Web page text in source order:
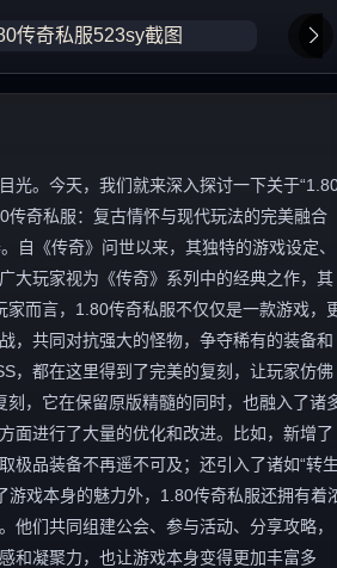
光。今天，我们就来深入探讨一下关于
奇私服：复古情怀与现代玩法的完美融合
自《传奇》问世以来，其独特的游戏设定、
大玩家视为《传奇》系列中的经典之作，其
而言，1.80传奇私服不仅仅是一款游戏，
，共同对抗强大的怪物，争夺稀有的装备和
，都在这里得到了完美的复刻，让玩家仿佛
，它在保留原版精髓的同时，也融入了诸
面进行了大量的优化和改进。比如，新增了
极品装备不再遥不可及；还引入了诸如“转生
游戏本身的魅力外，1.80传奇私服还拥有着
们共同组建公会、参与活动、分享攻略，
和凝聚力，也让游戏本身变得更加丰富多